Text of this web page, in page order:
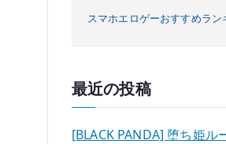
スマホエロゲーおすすめラン
最近の投稿
[BLACK PANDA] 堕ち姫ル